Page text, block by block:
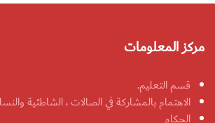
مركز المعلومات
قسم التعليم.
الاهتمام بالمشاركة في الصالات ، الشاطئية
الحكام